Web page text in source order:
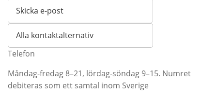
Skicka e-post
Öppnar e-postklient
Alla kontaktalternativ
Telefon
Måndag-fredag 8–21, lördag-söndag 9–15. Numret
debiteras som ett samtal inom Sverige